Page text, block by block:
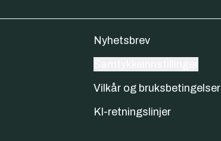
Nyhetsbrev
Vilkår og bruksbetingelser
KI-retningslinjer